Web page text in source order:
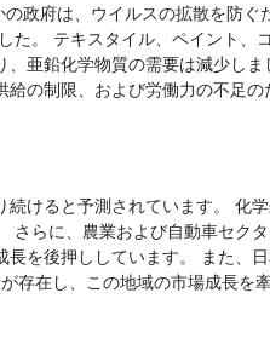
政府は、ウイルスの拡散を防ぐ
た。 テキスタイル、ペイント、
亜鉛化学物質の需要は減少しま
の制限、および労働力の不足の
けると予測されています。 化
さらに、農業および自動車セク
を後押ししています。 また、日
存在し、この地域の市場成長を